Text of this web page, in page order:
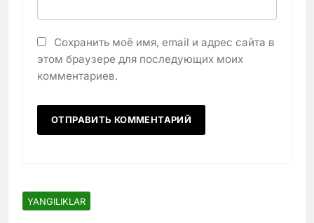
Сохранить моё имя, email и адрес сайта в
этом браузере для последующих моих
комментариев.
YANGILIKLAR